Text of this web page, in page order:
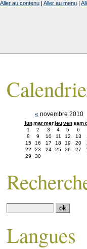
Aller au contenu | Aller au menu |
« novembre 2010
lun mar mer jeu ven sam
1
2 3 4 5 6
8
9 10 11 12 13
15
16 17 18 19 20
22
23 24 25 26 27
29
30
Langues